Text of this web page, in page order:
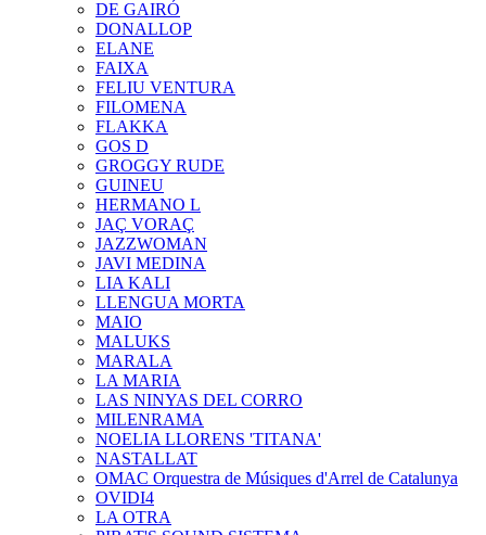
DE GAIRÓ
DONALLOP
ELANE
FAIXA
FELIU VENTURA
FILOMENA
FLAKKA
GOS D
GROGGY RUDE
GUINEU
HERMANO L
JAÇ VORAÇ
JAZZWOMAN
JAVI MEDINA
LIA KALI
LLENGUA MORTA
MAIO
MALUKS
MARALA
LA MARIA
LAS NINYAS DEL CORRO
MILENRAMA
NOELIA LLORENS 'TITANA'
NASTALLAT
OMAC Orquestra de Músiques d'Arrel de Catalunya
OVIDI4
LA OTRA